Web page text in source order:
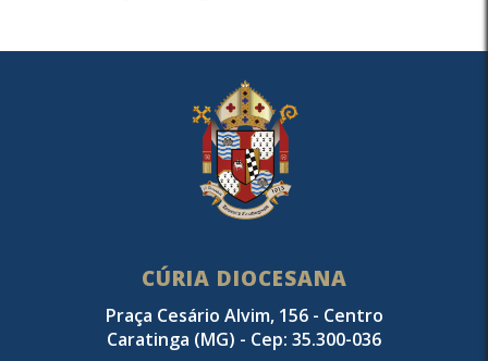
CÚRIA DIOCESANA
Praça Cesário Alvim, 156 - Centro
Caratinga (MG) - Cep: 35.300-036